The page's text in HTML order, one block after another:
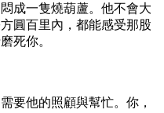
成一隻燒葫蘆。他不會大
圓百里內，都能感受那股
死你。
要他的照顧與幫忙。你，